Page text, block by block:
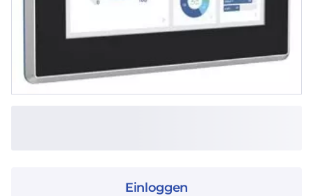
Einloggen